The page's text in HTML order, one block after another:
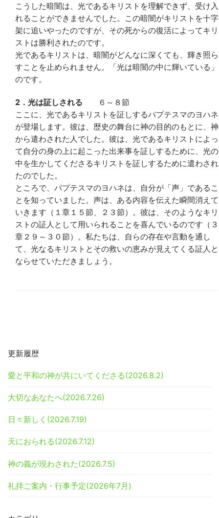
こうした暗闇は、光であるキリストを理解できず、受け入
れることができませんでした。この暗闇がキリストを十字
架に追いやったのですが、その死からの復活によってキリ
ストは勝利されたのです。
光であるキリストは、暗闇がどんなに深くても、輝き照ら
すことを止められません。「光は暗闇の中に輝いている」
のです。
2．光は証しされる ６～８節
ここに、光であるキリストを証しするバプテスマのヨハネ
が登場します。彼は、歴史の舞台に神の目的のもとに、神
から遣わされた人でした。彼は、光であるキリストによっ
て自分の身の上に起こった出来事を証しするために、光の
中を生かしてくださるキリストを証しするために遣わされ
たのでした。
ところで、バプテスマのヨハネは、自分が「声」であるこ
とを知っていました。声は、ある内容を伝えた瞬間消えて
いきます（１章１５節、２３節）。彼は、そのようなキリ
ストの証人として用いられることを喜んでいるのです（３
章２９～３０節）。私たちは、自らの存在や言動を通し
て、光なるキリストとその救いの恵みが見えてくる証人と
ならせていただきましょう。
更新履歴
愛と平和の神が共にいてくださる(2026.8.2)
大切なあなたへ(2026.7.26)
日々新しく(2026.7.19)
天におられる(2026.7.12)
神の義が現わされた(2026.7.5)
礼拝ご案内・行事予定(2026年7月)